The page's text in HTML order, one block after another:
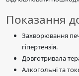
Показання
Захворювання
гіпертензія.
Довготривала
Алкогольні та